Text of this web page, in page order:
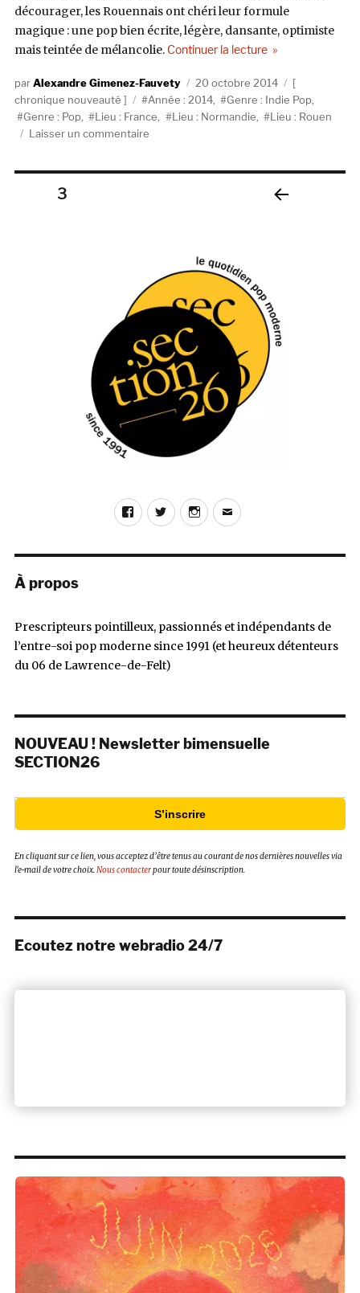
décourager, les Rouennais ont chéri leur formule
magique : une pop bien écrite, légère, dansante, optimiste
mais teintée de mélancolie. Continuer la lecturede « Tahiti 80,
AuteurAlexandre Gimenez-Fauvety
Publié
le
20 octobre 2014
Catégories
chronique nouveauté
Étiquettes
Année : 2014, Genre : Indie Pop,
Genre : Pop, Lieu : France, Lieu : Normandie,
Lieu : Rouen
Laisser un commentairesur
Pagination
PAGE3
FacebookTwitterInstagram
E-
À propos
Prescripteurs pointilleux, passionnés et indépendants de
l’entre-soi pop moderne since 1991 (et heureux détenteurs
du 06 de Lawrence-de-Felt)
NOUVEAU ! Newsletter bimensuelle
SECTION26
S’inscrire
En cliquant sur ce lien, vous acceptez d’être tenus au courant de nos dernières nouvelles via
l’e-mail de votre choix.Nous contacterpour toute désinscription.
Ecoutez notre webradio 24/7